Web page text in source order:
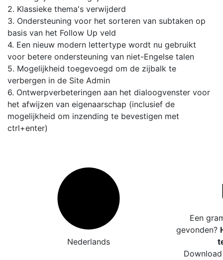
2. Klassieke thema's verwijderd
3. Ondersteuning voor het sorteren van subtaken op
basis van het Follow Up veld
4. Een nieuw modern lettertype wordt nu gebruikt
voor betere ondersteuning van niet-Engelse talen
5. Mogelijkheid toegevoegd om de zijbalk te
verbergen in de Site Admin
6. Ontwerpverbeteringen aan het dialoogvenster voor
het afwijzen van eigenaarschap (inclusief de
mogelijkheid om inzending te bevestigen met
ctrl+enter)
Nederlands
Een
gevonden?